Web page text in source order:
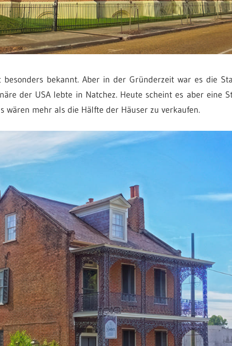
bekannt. Aber in der Gründerzeit war es die
der USA lebte in Natchez. Heute scheint es aber eine
wären mehr als die Hälfte der Häuser zu verkaufen.